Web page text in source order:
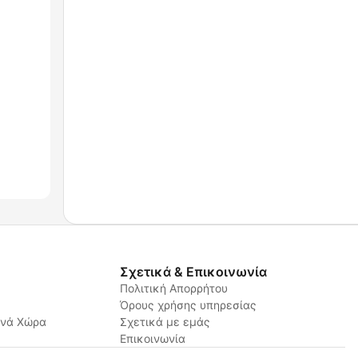
Χώρα
Σχετικά & Επικοινωνία
Πολιτική Απορρήτου
Όρους χρήσης υπηρεσίας
Σχετικά με εμάς
Επικοινωνία